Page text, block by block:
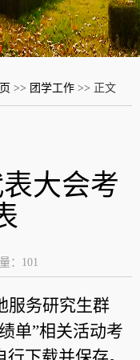
>> 团学工作 >> 正文
大会考
： 101
服务研究生群
单”相关活动考